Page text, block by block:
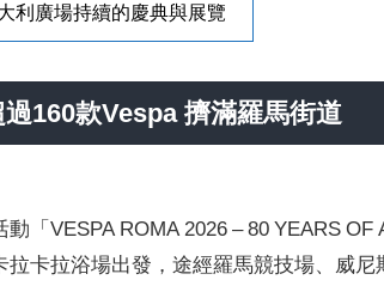
利廣場持續的慶典與展覽
過160款Vespa 擠滿羅馬街道
動「VESPA ROMA 2026 – 80 YEARS
拉卡拉浴場出發，途經羅馬競技場、威